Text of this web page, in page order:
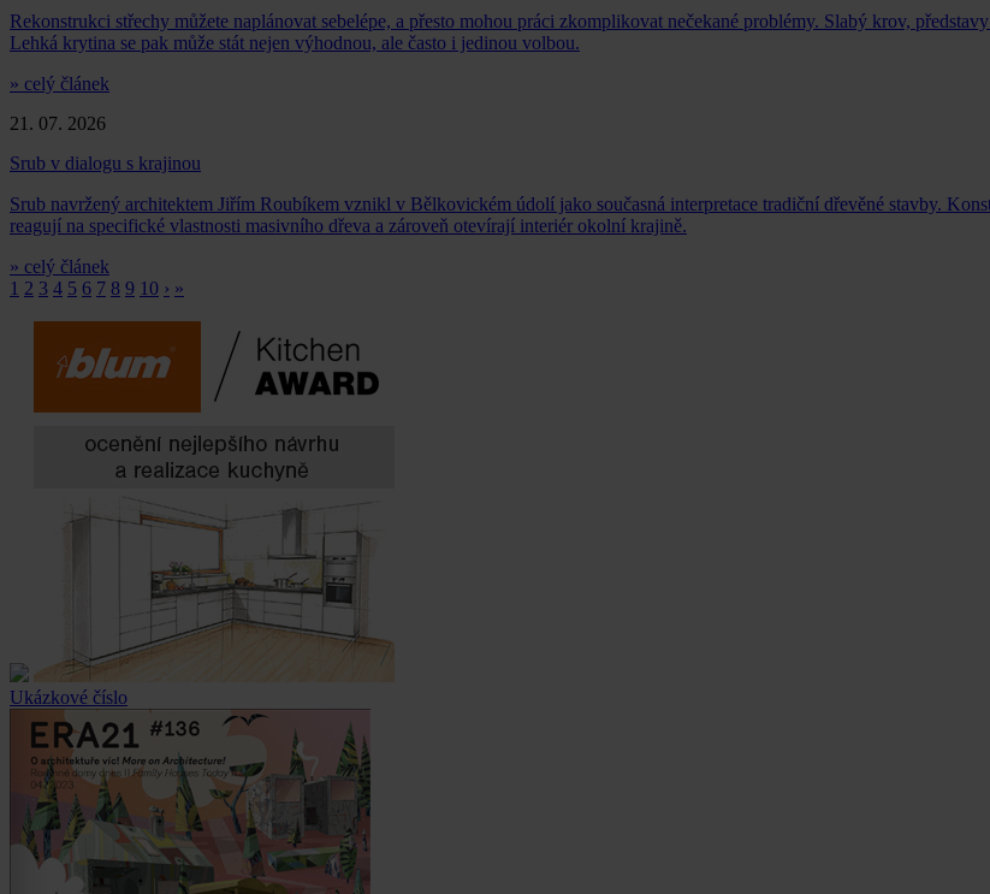
Rekonstrukci střechy můžete naplánovat sebelépe, a přesto mohou práci zkomplikovat nečekané problémy. Slabý krov,
Lehká krytina se pak může stát nejen výhodnou, ale často i jedinou volbou.
» celý článek
21. 07. 2026
Srub v dialogu s krajinou
Srub navržený architektem Jiřím Roubíkem vznikl v Bělkovickém údolí jako současná interpretace tradiční dřevěné stavby.
reagují na specifické vlastnosti masivního dřeva a zároveň otevírají interiér okolní krajině.
» celý článek
1 2 3 4 5 6 7 8 9 10 › »
Ukázkové číslo